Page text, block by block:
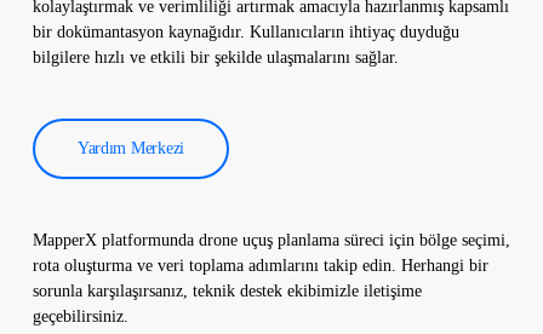
düşürmek için kullanılır.
kolaylaştırmak ve verimliliği artırmak amacıyla hazırlanmış kapsamlı
bir dokümantasyon kaynağıdır. Kullanıcıların ihtiyaç duyduğu
bilgilere hızlı ve etkili bir şekilde ulaşmalarını sağlar.
Yardım Merkezi
MapperX platformunda drone uçuş planlama süreci için bölge seçimi,
rota oluşturma ve veri toplama adımlarını takip edin. Herhangi bir
sorunla karşılaşırsanız, teknik destek ekibimizle iletişime
geçebilirsiniz.